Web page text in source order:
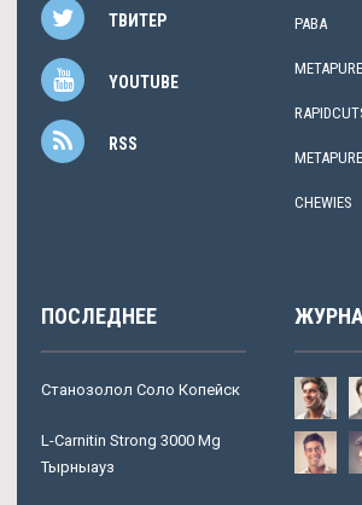
ТВИТЕР
YOUTUBE
RSS
PABA
CHEWIES
ПОСЛЕДНЕЕ
Станозолол Соло Копейск
L-Carnitin Strong 3000 Mg
Тырныауз